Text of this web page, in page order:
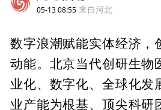
05-13 08:55 来自河北
数字浪潮赋能实体经济，
动能。北京当代创研生物
业化、数字化、全球化发
业产能为根基、顶尖科研